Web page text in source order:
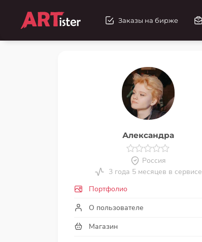
Заказы на бирже
Александра
Россия
3 года 5 месяцев в сервисе
Портфолио
О пользователе
Магазин